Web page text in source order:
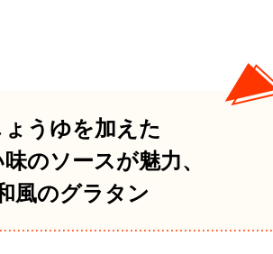
ょうゆを加えた
のソースが魅力、
風のグラタン